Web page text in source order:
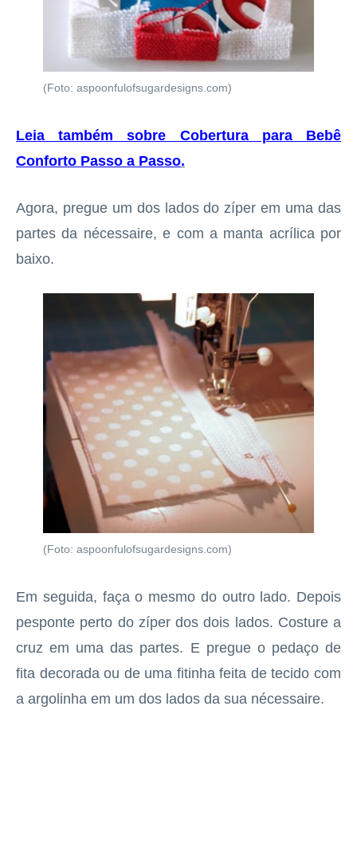
(Foto: aspoonfulofsugardesigns.com)
Leia também sobre Cobertura para Bebê
Conforto Passo a Passo.
Agora, pregue um dos lados do zíper em uma das
partes da nécessaire, e com a manta acrílica por
baixo.
(Foto: aspoonfulofsugardesigns.com)
Em seguida, faça o mesmo do outro lado. Depois
pesponte perto do zíper dos dois lados. Costure a
cruz em uma das partes. E pregue o pedaço de
fita decorada ou de uma fitinha feita de tecido com
a argolinha em um dos lados da sua nécessaire.